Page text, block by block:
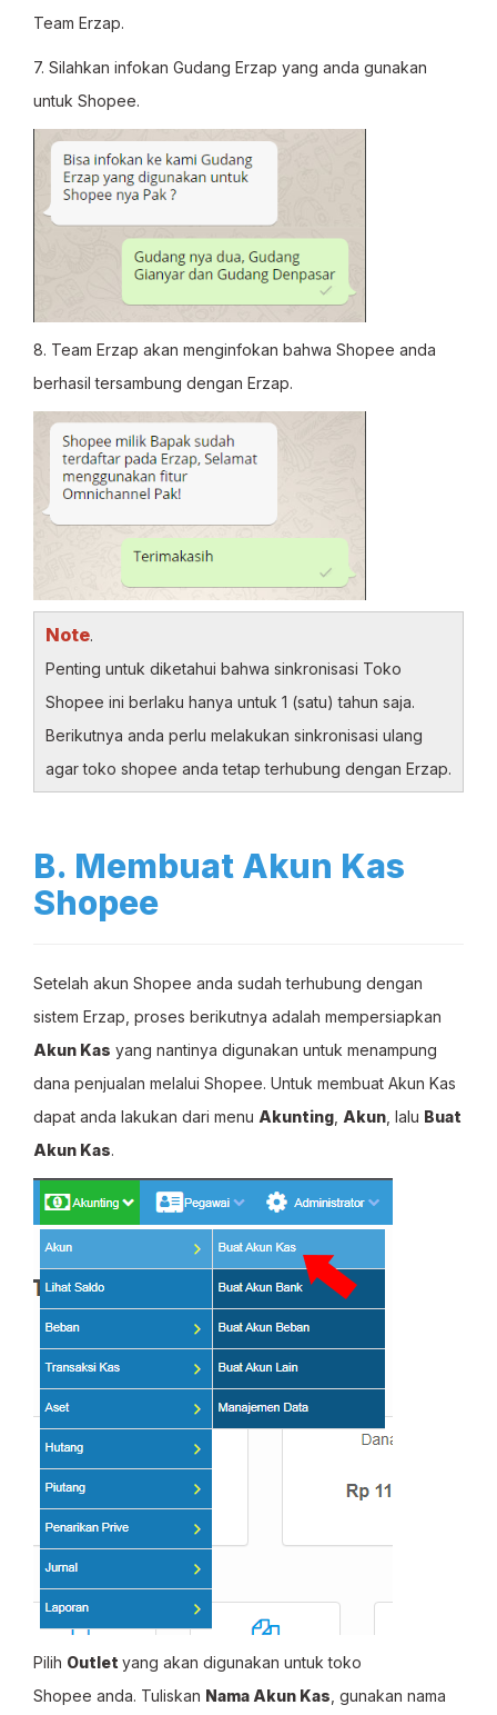
Team Erzap.
7. Silahkan infokan Gudang Erzap yang anda gunakan
untuk Shopee.
8. Team Erzap akan menginfokan bahwa Shopee anda
berhasil tersambung dengan Erzap.
Note.
Penting untuk diketahui bahwa sinkronisasi Toko
Shopee ini berlaku hanya untuk 1 (satu) tahun saja.
Berikutnya anda perlu melakukan sinkronisasi ulang
agar toko shopee anda tetap terhubung dengan Erzap.
B. Membuat Akun Kas
Shopee
Setelah akun Shopee anda sudah terhubung dengan
sistem Erzap, proses berikutnya adalah mempersiapkan
Akun Kas yang nantinya digunakan untuk menampung
dana penjualan melalui Shopee. Untuk membuat Akun Kas
dapat anda lakukan dari menu Akunting Akun , lalu Buat
Akun Kas.
Pilih Outlet yang akan digunakan untuk toko
Shopee anda. Tuliskan Nama Akun Kas , gunakan nama